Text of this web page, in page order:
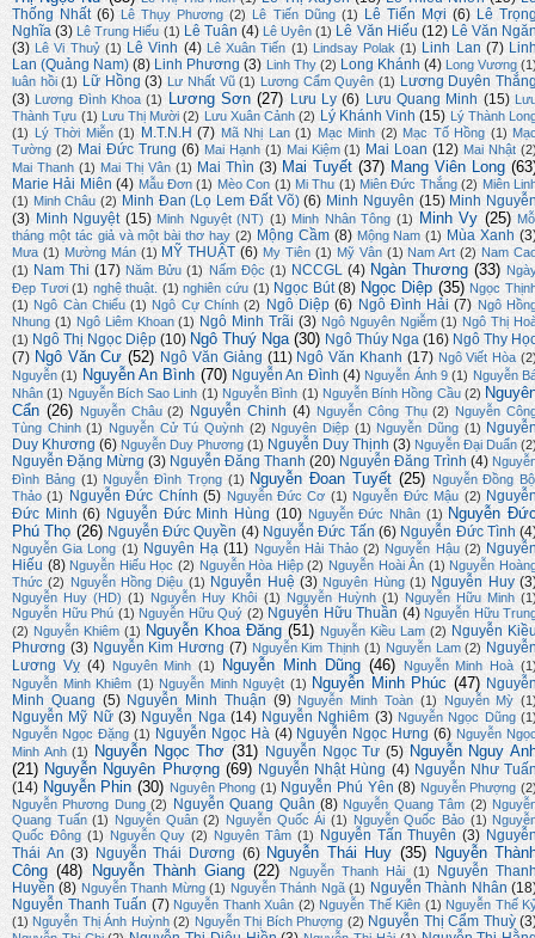
Thống Nhất (6) Lê Thụy Phương (2) Lê Tiến Dũng (1) Lê Tiến Mợi (6) Lê
Nghĩa (3) Lê Trung Hiếu (1) Lê Tuân (4) Lê Uyên (1) Lê Văn Hiếu (12) Lê Văn
(3)
Lê Vi Thuỷ (1) Lê Vinh (4) Lê Xuân Tiến (1) Lindsay Polak (1) Linh Lan (7)
Lan (Quảng Nam) (8) Linh Phương (3) Linh Thy (2) Long Khánh (4) Long Vương
luân hồi (1) Lữ Hồng (3) Lư Nhất Vũ (1) Lương Cẩm Quyên (1) Lương Duyên
(3)
Lương Đình Khoa (1) Lương Sơn (27) Lưu Ly (6) Lưu Quang Minh (15)
Thành Tựu (1) Lưu Thị Mười (2) Lưu Xuân Cảnh (2) Lý Khánh Vinh (15)
Lý Thành
(1)
Lý Thời Miễn (1) M.T.N.H (7) Mã Nhị Lan (1) Mạc Minh (2) Mạc Tố Hồng (1)
Tường (2) Mai Đức Trung (6) Mai Hạnh (1) Mai Kiệm (1) Mai Loan (12) Mai Nhật
Mai Thanh (1) Mai Thị Vân (1) Mai Thìn (3) Mai Tuyết (37) Mang Viên Long
Marie Hải Miên (4) Mẫu Đơn (1) Mèo Con (1) Mi Thu (1) Miên Đức Thắng (2) Miên
(1) Minh Châu (2) Minh Đan (Lọ Lem Đất Võ) (6) Minh Nguyên (15) Minh
(3) Minh Nguyệt (15) Minh Nguyệt (NT) (1) Minh Nhân Tông (1) Minh Vy (25)
tháng một tác giả và một bài thơ hay (2) Mộng Cầm (8) Mộng Nam (1) Mùa Xanh
Mưa (1) Mường Mán (1) MỸ THUẬT (6) My Tiên (1) Mỹ Vân (1) Nam Art (2) Nam
(1) Nam Thi (17) Năm Bửu (1) Nấm Độc (1) NCCGL (4) Ngàn Thương (33)
Đẹp Tươi (1) nghệ thuật. (1) nghiên cứu (1) Ngọc Bút (8) Ngọc Diệp (35) Ngọc
(1) Ngô Càn Chiểu (1) Ngô Cự Chính (2) Ngô Diệp (6) Ngô Đình Hải (7) Ngô
Nhung (1) Ngô Liêm Khoan (1) Ngô Minh Trãi (3) Ngô Nguyên Ngiễm (1) Ngô Thị
(1) Ngô Thị Ngọc Diệp (10) Ngô Thuý Nga (30) Ngô Thúy Nga (16) Ngô Thy
(7) Ngô Văn Cư (52) Ngô Văn Giảng (11) Ngô Văn Khanh (17) Ngô Viết Hòa
Nguyễn (1) Nguyễn An Bình (70) Nguyễn An Đình (4) Nguyễn Ánh 9 (1) Nguyễn
Nhân (1) Nguyễn Bích Sao Linh (1) Nguyễn Bình (1) Nguyễn Bính Hồng Cầu (2)
Cẩn (26) Nguyễn Châu (2) Nguyễn Chinh (4) Nguyễn Công Thụ (2) Nguyễn
Tùng Chinh (1) Nguyễn Cử Tú Quỳnh (2) Nguyên Diệp (1) Nguyễn Dũng (1)
Duy Khương (6) Nguyễn Duy Phương (1) Nguyễn Duy Thịnh (3) Nguyễn Đại Duẩn
Nguyễn Đặng Mừng (3) Nguyễn Đăng Thanh (20) Nguyễn Đăng Trình (4)
Đình Bảng (1) Nguyễn Đình Trọng (1) Nguyễn Đoan Tuyết (25)
Nguyễn Đồng
Thảo (1) Nguyễn Đức Chính (5) Nguyễn Đức Cơ (1) Nguyễn Đức Mậu (2)
Đức Minh (6) Nguyễn Đức Minh Hùng (10) Nguyễn Đức Nhân (1) Nguyễn
Phú Thọ (26) Nguyễn Đức Quyền (4) Nguyễn Đức Tấn (6) Nguyễn Đức Tình
Nguyễn Gia Long (1) Nguyên Hạ (11) Nguyễn Hải Thảo (2) Nguyễn Hậu (2)
Hiếu (8) Nguyễn Hiếu Học (2) Nguyễn Hòa Hiệp (2) Nguyễn Hoài Ân (1) Nguyễn
Thức (2) Nguyễn Hồng Diệu (1) Nguyễn Huệ (3) Nguyên Hùng (1) Nguyễn Huy
Nguyễn Huy (HD) (1) Nguyễn Huy Khôi (1) Nguyễn Huỳnh (1) Nguyễn Hữu Minh
Nguyễn Hữu Phú (1) Nguyễn Hữu Quý (2) Nguyễn Hữu Thuần (4) Nguyễn Hữu
(2) Nguyễn Khiêm (1) Nguyễn Khoa Đăng (51) Nguyễn Kiều Lam (2) Nguyễn
Phương (3) Nguyễn Kim Hương (7) Nguyễn Kim Thịnh (1) Nguyễn Lam (2)
Lương Vỵ (4) Nguyên Minh (1) Nguyễn Minh Dũng (46) Nguyễn Minh Hoà
Nguyễn Minh Khiêm (1) Nguyễn Minh Nguyệt (1) Nguyễn Minh Phúc (47)
Minh Quang (5) Nguyễn Minh Thuận (9) Nguyễn Minh Toàn (1) Nguyễn Mỳ
Nguyễn Mỹ Nữ (3) Nguyễn Nga (14) Nguyễn Nghiêm (3) Nguyễn Ngọc Dũng
Nguyễn Ngọc Đặng (1) Nguyễn Ngọc Hà (4) Nguyễn Ngọc Hưng (6) Nguyễn
Minh Anh (1) Nguyễn Ngọc Thơ (31) Nguyễn Ngọc Tư (5) Nguyễn Nguy
(21) Nguyễn Nguyên Phượng (69) Nguyễn Nhật Hùng (4) Nguyễn Như
(14) Nguyễn Phin (30) Nguyên Phong (1) Nguyễn Phú Yên (8) Nguyễn Phượng
Nguyễn Phương Dung (2) Nguyễn Quang Quân (8) Nguyễn Quang Tâm (2)
Quang Tuấn (1) Nguyễn Quân (2) Nguyễn Quốc Ái (1) Nguyễn Quốc Bảo (1)
Quốc Đông (1) Nguyễn Quy (2) Nguyên Tâm (1) Nguyễn Tấn Thuyên (3)
Thái An (3) Nguyễn Thái Dương (6) Nguyễn Thái Huy (35)
Nguyễn
Công (48) Nguyễn Thành Giang (22) Nguyễn Thanh Hải (1)
Nguyễn
Huyền (8) Nguyễn Thanh Mừng (1) Nguyễn Thánh Ngã (1) Nguyễn Thành Nhân
Nguyễn Thanh Tuấn (7) Nguyễn Thanh Xuân (2) Nguyễn Thế Kiên (1) Nguyễn Thế
(1) Nguyễn Thị Ánh Huỳnh (2) Nguyễn Thị Bích Phượng (2) Nguyễn Thị Cẩm Thuỳ